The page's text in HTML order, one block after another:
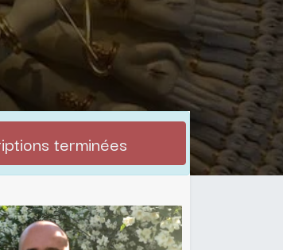
terminées